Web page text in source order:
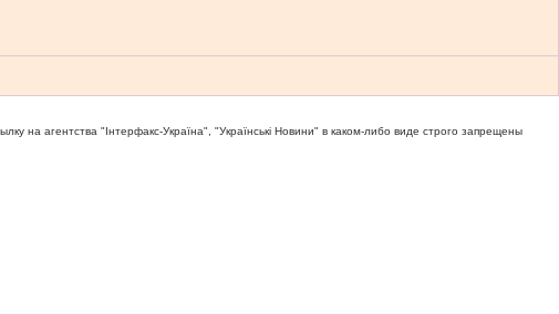
на агентства "Iнтерфакс-Україна", "Українськi Новини" в каком-либо виде строго запрещены